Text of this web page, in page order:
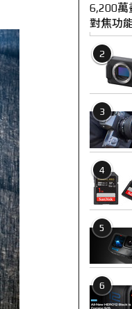
6,200萬
對焦功
2
3
4
5
6